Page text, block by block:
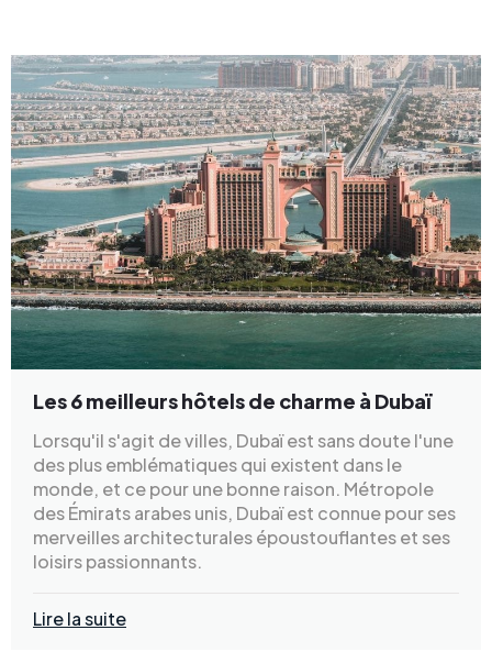
Les 6 meilleurs hôtels de charme à Dubaï
Lorsqu'il s'agit de villes, Dubaï est sans doute l'une
des plus emblématiques qui existent dans le
monde, et ce pour une bonne raison. Métropole
des Émirats arabes unis, Dubaï est connue pour ses
merveilles architecturales époustouflantes et ses
loisirs passionnants.
Lire la suite